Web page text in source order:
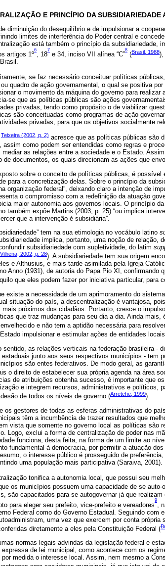
E PRINCÍPIO DA
diminuição do desequilíbrio e de impulsionar a
limites de interferência do Poder central e
está também o princípio da subsidiariedade,
artigos 1º
6
, 18
7
e 34, inciso VII alínea “C”
8
(Brasil, 1988),
se faz necessário conceituar políticas
quadro de ação governamental, o qual se positiva
o movimento da máquina do governo para
se que as políticas públicas são ações
privadas, tendo como propósito o de viabilizar
são conceituadas como programas de ação
privadas, para que os objetivos socialmente
Teixeira (2002, p. 2) acresce que as políticas públicas são
assim como podem ser entendidas como regras e
mediar as relações entre a sociedade e o Estado.
de documentos, os quais direcionam as ações que
sobre o conceito de políticas públicas, é
para a concretização delas. Sobre o princípio da
organização federal”, deixando claro a intenção de
o compromisso com a redefinição da atuação
maior autonomia aos governos locais. O princípio
também expõe Martins (2003, p. 25) “ou implica
que a intervenção é subsidiária”.
tem na sua etimologia no vocábulo latino
implica, portanto, uma noção de relação,
subsidiariedade com supletividade, do latim
Vilhena, 2002, p. 28). A subsidiariedade tem sua origem
e Althusius, e mais tarde asimilada pela Igreja
Anno (1931), de autoria do Papa Pio XI, confirmando
que eles podem fazer por iniciativa particular, para
existe a necessidade de um aprimoramento do
situação do país, a descentralização é vantajosa,
mais próximos dos cidadãos. Portanto, cresce o
que traz mudanças para seu dia a dia. Ainda
e não tem a aptidão necessária para
impulsionar e estimular ações de entidades
sentido, as relações verticais na federação brasileira -
estaduais junto aos seus respectivos municípios - tem
são entes federativos. De modo geral, as
o direito de estabelecer sua própria agenda na área
de atribuições obtenha sucesso, é importante que
e integrem recursos, administrativos e políticos,
de todos os níveis de governo (Arretche, 1999).
os gestores de todas as esferas administrativas do
têm a incumbência de trazer resultados que
vista que somente no governo local as políticas são
Logo, exclui a forma de centralização de poder nas
funciona, desta feita, na forma de um limite ao
fundamental à democracia, por permitir a atuação
o interesse público é prosseguido de
uma população mais participativa (Saraiva, 2001).
tonifica a autonomia local, que possui seu
os municípios possuem uma capacidade de se
são capacitados para se autogovernar já que
para eleger seu prefeito, vice-prefeito e vereadores
9
,
Federal como do Governo Estadual. Seguindo com
uma vez que exercem por conta
diretamente a eles pela Constituição Federal (
normas legais advindas da legislação federal e
expressa de lei municipal, como acontece com os
por medida o interesse local. Assim, nem mesmo a